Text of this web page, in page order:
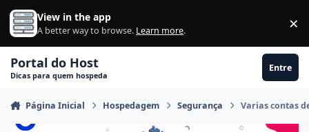
Ir para conteúdo
View in the app
A better way to browse. Learn more. ×
Portal do Host
Dicas para quem hospeda
Entre
Página Inicial Hospedagem Segurança Varias contas